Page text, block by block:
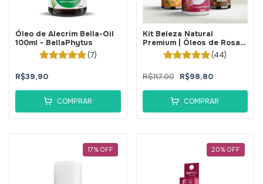
Óleo de Alecrim Bella-Oil
100ml - BellaPhytus
(7)
R$39,90
COMPRAR
Kit Beleza Natural
Premium | Óleos de Rosa
Mosqueta + Ojon +
Olíbano 100% Puros -
(44)
R$117,00 R$98,80
COMPRAR
17% OFF 20% OFF